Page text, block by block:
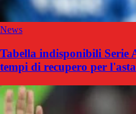
News
Tabella indisponibili
tempi di recupero per